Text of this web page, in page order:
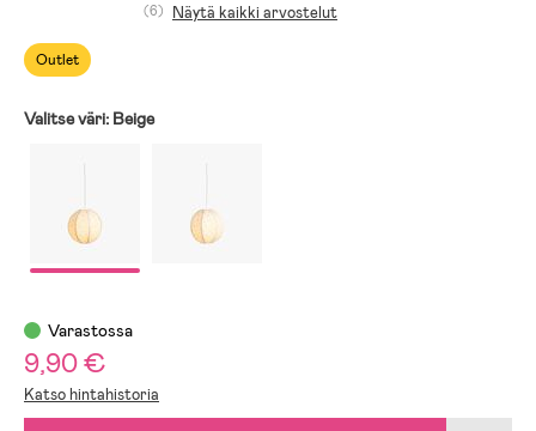
Outlet
(6) Näytä kaikki arvostelut
Valitse väri: Beige
Varastossa
9,90 €
Katso hintahistoria